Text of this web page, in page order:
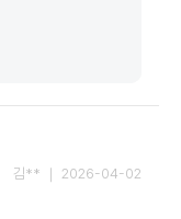
김** ｜ 2026-04-02